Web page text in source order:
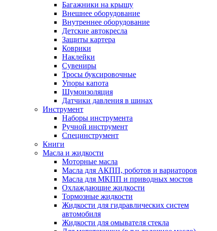
Багажники на крышу
Внешнее оборудование
Внутреннее оборудование
Детские автокресла
Защиты картера
Коврики
Наклейки
Сувениры
Тросы буксировочные
Упоры капота
Шумоизоляция
Датчики давления в шинах
Инструмент
Наборы инструмента
Ручной инструмент
Специнструмент
Книги
Масла и жидкости
Моторные масла
Масла для АКПП, роботов и вариаторов
Масла для МКПП и приводных мостов
Охлаждающие жидкости
Тормозные жидкости
Жидкости для гидравлических систем
автомобиля
Жидкости для омывателя стекла